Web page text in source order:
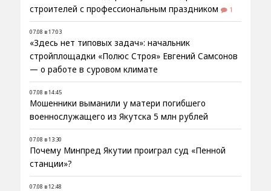
строителей с профессиональным праздником
1
07.08 в 17:03
«Здесь нет типовых задач»: начальник
стройплощадки «Полюс Строя» Евгений Самсонов
— о работе в суровом климате
07.08 в 14:45
Мошенники выманили у матери погибшего
военнослужащего из Якутска 5 млн рублей
07.08 в 13:30
Почему Минпред Якутии проиграл суд «Пенной
станции»?
07.08 в 12:48